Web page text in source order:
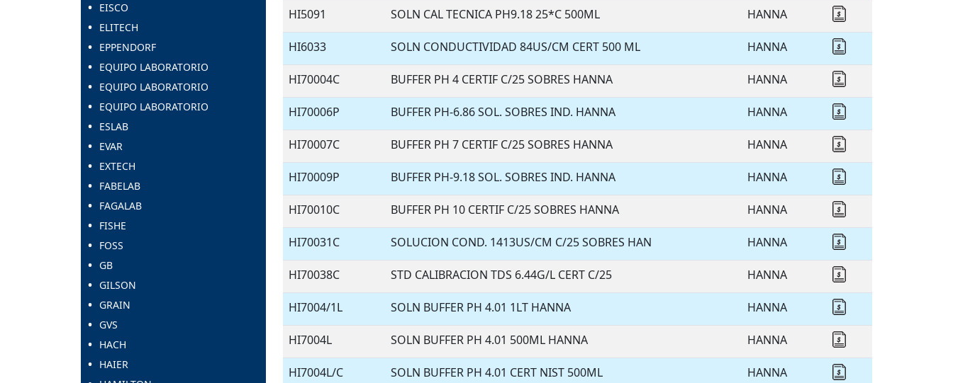
EISCO
ELITECH
EPPENDORF
EQUIPO LABORATORIO
EQUIPO LABORATORIO
EQUIPO LABORATORIO
ESLAB
EVAR
EXTECH
FABELAB
FAGALAB
FISHE
FOSS
GB
GILSON
GRAIN
GVS
HACH
HAIER
HI5091 SOLN CAL TECNICA PH9.18 25*C 500ML HANNA
HI6033 SOLN CONDUCTIVIDAD 84US/CM CERT 500 ML HANNA
HI70004C BUFFER PH 4 CERTIF C/25 SOBRES HANNA HANNA
HI70006P BUFFER PH-6.86 SOL. SOBRES IND. HANNA HANNA
HI70007C BUFFER PH 7 CERTIF C/25 SOBRES HANNA HANNA
HI70009P BUFFER PH-9.18 SOL. SOBRES IND. HANNA HANNA
HI70010C BUFFER PH 10 CERTIF C/25 SOBRES HANNA HANNA
HI70031C SOLUCION COND. 1413US/CM C/25 SOBRES HAN HANNA
HI70038C STD CALIBRACION TDS 6.44G/L CERT C/25 HANNA
HI7004/1L SOLN BUFFER PH 4.01 1LT HANNA HANNA
HI7004L SOLN BUFFER PH 4.01 500ML HANNA HANNA
HI7004L/C SOLN BUFFER PH 4.01 CERT NIST 500ML HANNA